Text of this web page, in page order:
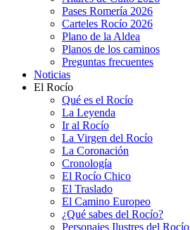
Pases Romería 2026
Carteles Rocío 2026
Plano de la Aldea
Planos de los caminos
Preguntas frecuentes
Noticias
El Rocío
Qué es el Rocío
La Leyenda
Ir al Rocío
La Virgen del Rocío
La Coronación
Cronología
El Rocío Chico
El Traslado
El Camino Europeo
¿Qué sabes del Rocío?
Personajes Ilustres del Rocío